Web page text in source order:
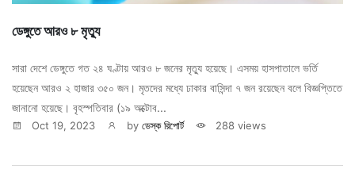
ডেঙ্গুতে আরও ৮ মৃত্যু
সারা দেশে ডেঙ্গুতে গত ২৪ ঘণ্টায় আরও ৮ জনের মৃত্যু হয়েছে। এসময় হাসপাতালে ভর্তি
হয়েছেন আরও ২ হাজার ৩৫০ জন। মৃতদের মধ্যে ঢাকার বাসিন্দা ৭ জন রয়েছেন বলে বিজ্ঞপ্তিতে
জানানো হয়েছে। বৃহস্পতিবার (১৯ অক্টোব...
Oct 19, 2023 by ডেস্ক রিপোর্ট 288 views